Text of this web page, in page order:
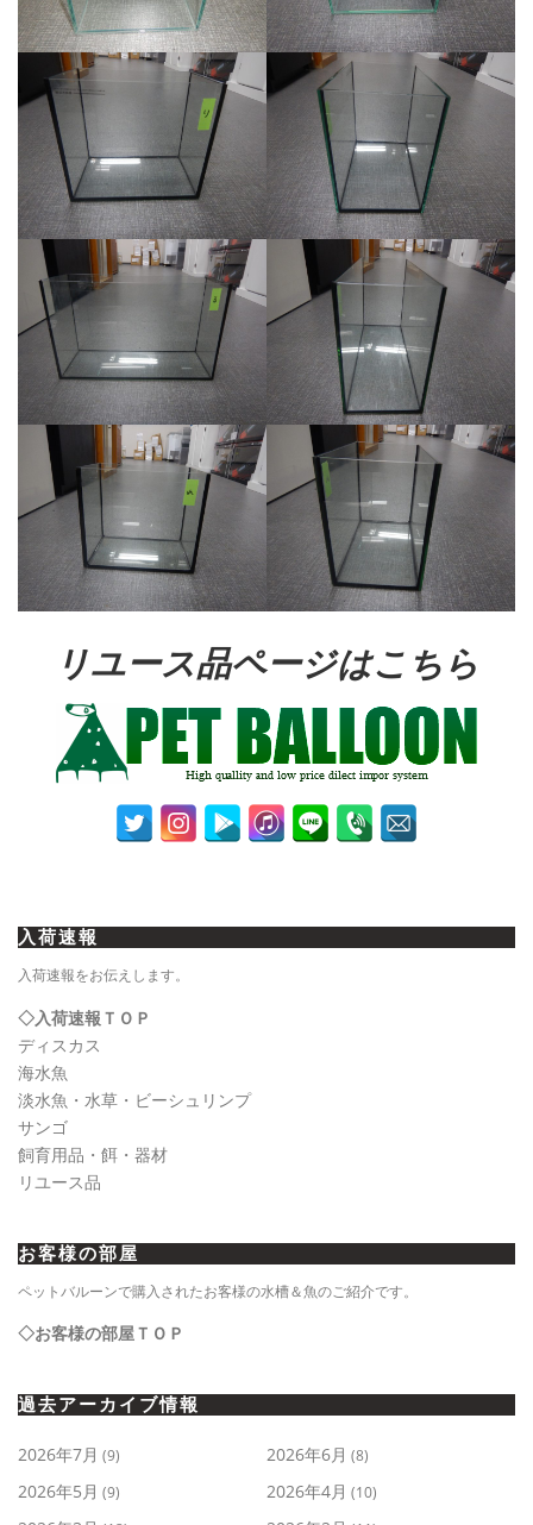
リユース品ページはこちら
入荷速報
入荷速報をお伝えします。
◇入荷速報ＴＯＰ
ディスカス
海水魚
淡水魚・水草・ビーシュリンプ
サンゴ
飼育用品・餌・器材
リユース品
お客様の部屋
ペットバルーンで購入されたお客様の水槽＆魚のご紹介です。
◇お客様の部屋ＴＯＰ
過去アーカイブ情報
2026年7月 (9) 2026年6月 (8)
2026年5月 (9) 2026年4月 (10)